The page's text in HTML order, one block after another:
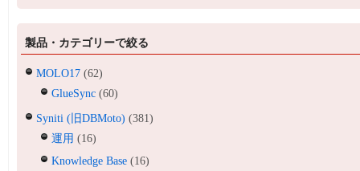
製品・カテゴリーで絞る
MOLO17 (62)
GlueSync (60)
Syniti (旧DBMoto) (381)
運用 (16)
Knowledge Base (16)